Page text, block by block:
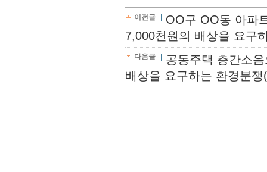
이전글
OO구 OO동 아파
7,000천원의 배상을 요구
다음글
공동주택 층간소
배상을 요구하는 환경분